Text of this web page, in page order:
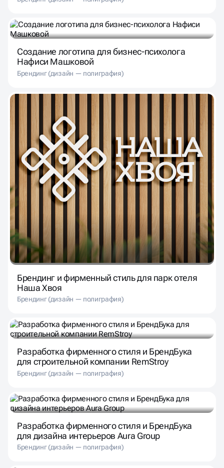
Создание логотипа для бизнес-психолога
Нафиси Машковой
Брендинг (дизайн — полиграфия)
Брендинг и фирменный стиль для парк отеля
Наша Хвоя
Брендинг (дизайн — полиграфия)
Разработка фирменного стиля и БрендБука
для строительной компании RemStroy
Брендинг (дизайн — полиграфия)
Разработка фирменного стиля и БрендБука
для дизайна интерьеров Aura Group
Брендинг (дизайн — полиграфия)